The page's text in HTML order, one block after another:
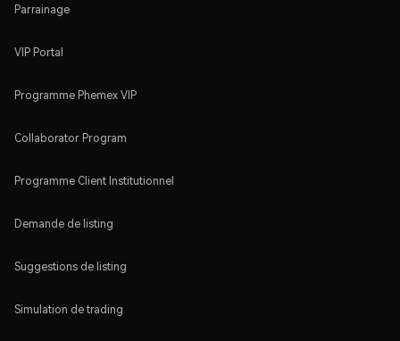
Parrainage
VIP Portal
Programme Phemex VIP
Collaborator Program
Programme Client Institutionnel
Demande de listing
Suggestions de listing
Simulation de trading